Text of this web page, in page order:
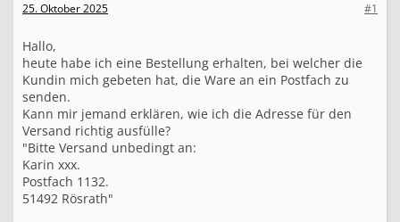
#1
25. Oktober 2025
Hallo,
heute habe ich eine Bestellung erhalten, bei welcher die
Kundin mich gebeten hat, die Ware an ein Postfach zu
senden.
Kann mir jemand erklären, wie ich die Adresse für den
Versand richtig ausfülle?
"Bitte Versand unbedingt an:
Karin xxx.
Postfach 1132.
51492 Rösrath"